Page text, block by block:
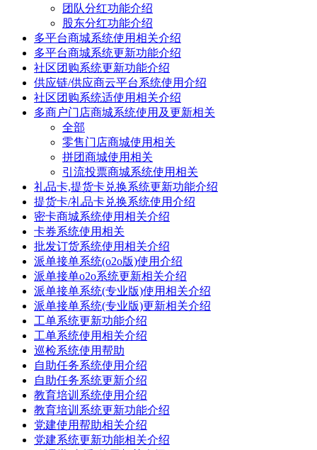
团队分红功能介绍
股东分红功能介绍
多平台商城系统使用相关介绍
多平台商城系统更新功能介绍
社区团购系统更新功能介绍
供应链/供应商云平台系统使用介绍
社区团购系统适使用相关介绍
多商户门店商城系统使用及更新相关
全部
零售门店商城使用相关
拼团商城使用相关
引流投票商城系统使用相关
礼品卡,提货卡兑换系统更新功能介绍
提货卡/礼品卡兑换系统使用介绍
密卡商城系统使用相关介绍
卡券系统使用相关
批发订货系统使用相关介绍
派单接单系统(o2o版)使用介绍
派单接单o2o系统更新相关介绍
派单接单系统(专业版)使用相关介绍
派单接单系统(专业版)更新相关介绍
工单系统更新功能介绍
工单系统使用相关介绍
巡检系统使用帮助
自助任务系统使用介绍
自助任务系统更新介绍
教育培训系统使用介绍
教育培训系统更新功能介绍
党建使用帮助相关介绍
党建系统更新功能相关介绍